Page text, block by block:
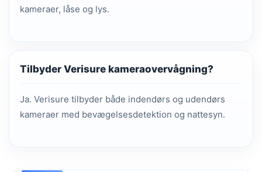
kameraer, låse og lys.
Tilbyder Verisure kameraovervågning?
Ja. Verisure tilbyder både indendørs og udendørs
kameraer med bevægelsesdetektion og nattesyn.